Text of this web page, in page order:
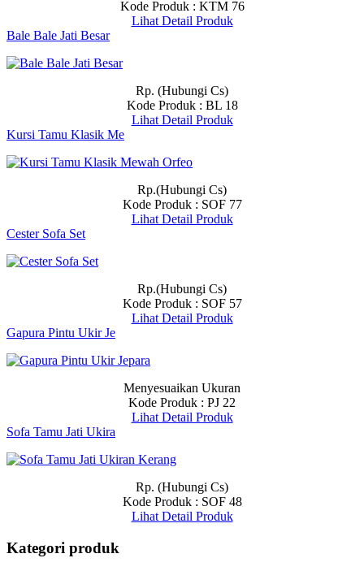
Kode Produk : KTM 76
Lihat Detail Produk
Bale Bale Jati Besar
Rp. (Hubungi Cs)
Kode Produk : BL 18
Lihat Detail Produk
Kursi Tamu Klasik Me
Rp.(Hubungi Cs)
Kode Produk : SOF 77
Lihat Detail Produk
Cester Sofa Set
Rp.(Hubungi Cs)
Kode Produk : SOF 57
Lihat Detail Produk
Gapura Pintu Ukir Je
Menyesuaikan Ukuran
Kode Produk : PJ 22
Lihat Detail Produk
Sofa Tamu Jati Ukira
Rp. (Hubungi Cs)
Kode Produk : SOF 48
Lihat Detail Produk
Kategori produk